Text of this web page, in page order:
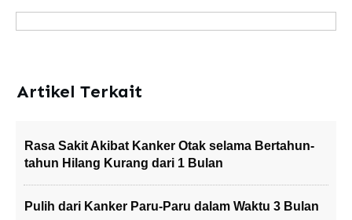
Artikel Terkait
Rasa Sakit Akibat Kanker Otak selama Bertahun-
tahun Hilang Kurang dari 1 Bulan
Pulih dari Kanker Paru-Paru dalam Waktu 3 Bulan